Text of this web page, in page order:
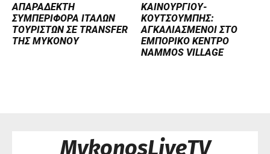
ΑΠΑΡΑΔΕΚΤΗ
ΣΥΜΠΕΡΙΦΟΡΑ ΙΤΑΛΩΝ
ΤΟΥΡΙΣΤΩΝ ΣΕ TRANSFER
ΤΗΣ ΜΥΚΟΝΟΥ
ΚΑΙΝΟΥΡΓΙΟΥ-
ΚΟΥΤΣΟΥΜΠΗΣ:
ΑΓΚΑΛΙΑΣΜΕΝΟΙ ΣΤΟ
ΕΜΠΟΡΙΚΟ ΚΕΝΤΡΟ
NAMMOS VILLAGE
MykonosLiveTV